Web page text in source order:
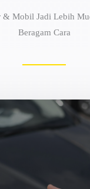
& Mobil Jadi Lebih
Beragam Cara